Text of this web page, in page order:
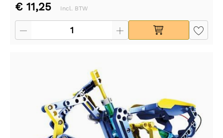
€ 11,25 Incl. BTW